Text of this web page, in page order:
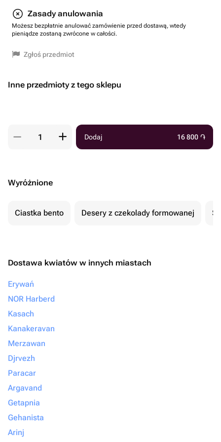
Zasady anulowania
Możesz bezpłatnie anulować zamówienie przed dostawą, wtedy
pieniądze zostaną zwrócone w całości.
Zgłoś przedmiot
Inne przedmioty z tego sklepu
Dodaj 16 800 ֏
Wyróżnione
Ciastka bento Desery z czekolady formowanej
Dostawa kwiatów w innych miastach
Erywań
NOR Harberd
Kasach
Kanakeravan
Merzawan
Djrvezh
Paracar
Argavand
Getapnia
Gehanista
Arinj